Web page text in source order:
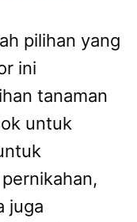
pilihan yang
ini
tanaman
untuk
juga